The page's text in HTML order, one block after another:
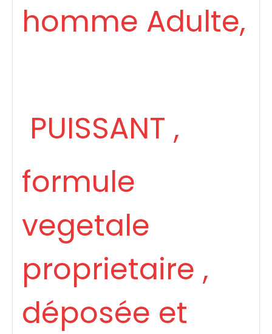
homme Adulte,
PUISSANT ,
formule
vegetale
proprietaire ,
déposée et